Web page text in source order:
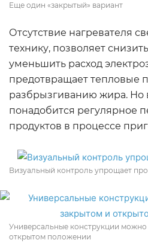
Еще один «закрытый» вариант
Отсутствие нагревателя
технику, позволяет
уменьшить расход
предотвращает тепловые
разбрызгиванию жира. Но
понадобится регулярное
продуктов в процессе
Визуальный контроль упрощает
Универсальные конструкции можно
открытом положении